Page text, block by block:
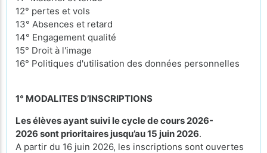
12° pertes et vols
13° Absences et retard
14° Engagement qualité
15° Droit à l'image
16° Politiques d'utilisation des données personnelles
1° MODALITES D’INSCRIPTIONS
Les élèves ayant suivi le cycle de cours 2026-
2026 sont prioritaires jusqu’au 15 juin 2026.
A partir du 16 juin 2026, les inscriptions sont ouvertes